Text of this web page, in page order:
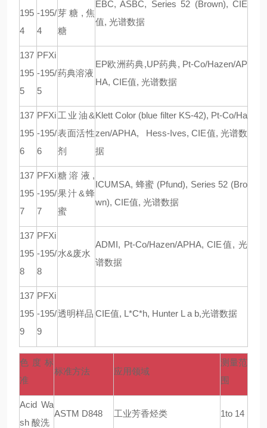
195
4
-195/
4
芽糖 , 焦
糖
EBC, ASBC, Series 52 (Brown), CIE
值, 光谱数据
137
195
5
PFXi
-195/
5
药典溶液
EP欧洲药典,UP药典, Pt-Co/Hazen/AP
HA, CIE值, 光谱数据
137
195
6
PFXi
-195/
6
工业油&
表面活性
剂
Klett Color (blue filter KS-42), Pt-Co/Ha
zen/APHA, Hess-Ives, CIE值, 光谱数
据
137
195
7
PFXi
-195/
7
糖溶液 ,
果汁&蜂
蜜
ICUMSA, 蜂蜜 (Pfund), Series 52 (Bro
wn), CIE值, 光谱数据
137
195
8
PFXi
-195/
8
水&废水
ADMI, Pt-Co/Hazen/APHA, CIE值,光
谱数据
137
195
9
PFXi
-195/
9
透明样品 CIE值, L*C*h, Hunter L a b,光谱数据
色度标
准
标准方法 应用领域
测量范
围
Acid Wa
sh 酸洗
ASTM D848 工业芳香烃类 1to 14